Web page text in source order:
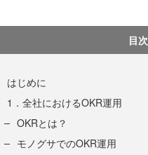
目次
はじめに
1．全社におけるOKR運用
OKRとは？
モノグサでのOKR運用